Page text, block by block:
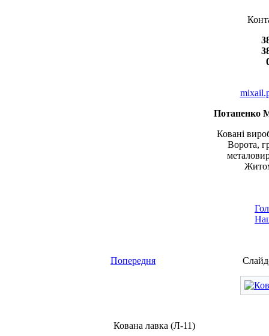
Потапенко
Ковані
Ворота,
Попередня
Кована лавка (Л-11)